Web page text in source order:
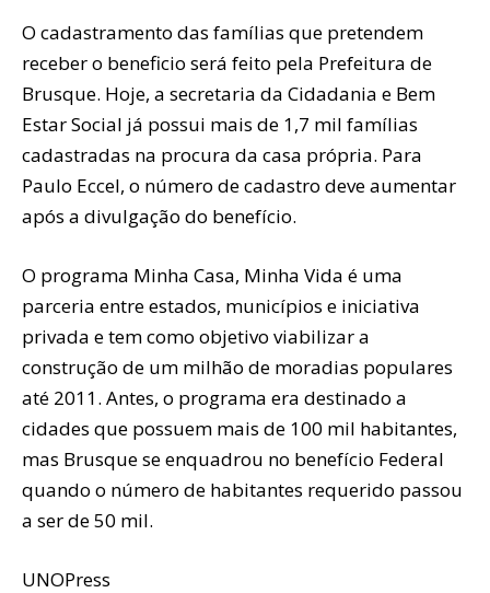
O cadastramento das famílias que pretendem
receber o beneficio será feito pela Prefeitura de
Brusque. Hoje, a secretaria da Cidadania e Bem
Estar Social já possui mais de 1,7 mil famílias
cadastradas na procura da casa própria. Para
Paulo Eccel, o número de cadastro deve aumentar
após a divulgação do benefício.
O programa Minha Casa, Minha Vida é uma
parceria entre estados, municípios e iniciativa
privada e tem como objetivo viabilizar a
construção de um milhão de moradias populares
até 2011. Antes, o programa era destinado a
cidades que possuem mais de 100 mil habitantes,
mas Brusque se enquadrou no benefício Federal
quando o número de habitantes requerido passou
a ser de 50 mil.
UNOPress